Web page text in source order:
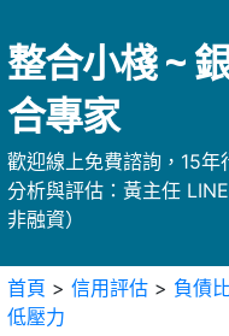
過
內
容
整合小棧 ~
合專家
歡迎線上免費諮詢，15
分析與評估：黃主任
非融資）
首頁 >信用評估 > 負債
低壓力